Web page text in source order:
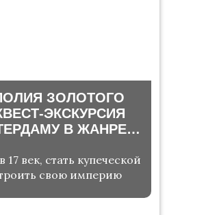
ЗОЛОТОГО
ЭКСКУРСИЯ
В ЖАНРЕ
17 век, стать купеческой
свою империю